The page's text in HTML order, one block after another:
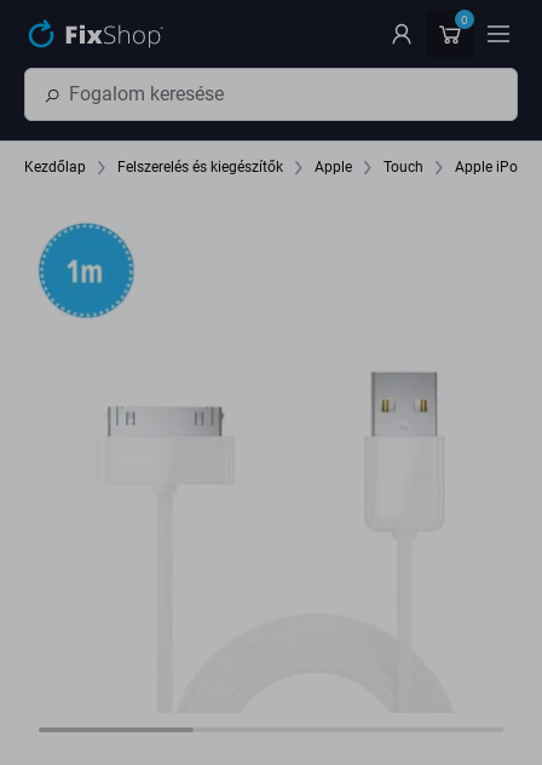
0
Kezdőlap Felszerelés és kiegészítők Apple Touch Apple iPod